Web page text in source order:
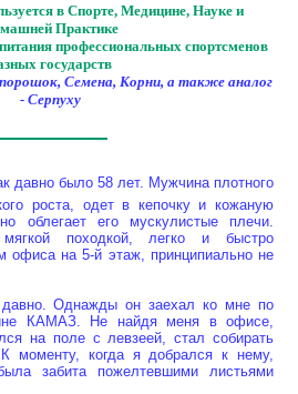
в Спорте, Медицине, Науке и
Практике
профессиональных спортсменов
государств
Семена, Корни, а также аналог
- Серпуху
давно было 58 лет. Мужчина плотного
роста, одет в кепочку и кожаную
облегает его мускулистые плечи.
походкой, легко и быстро
офиса на 5-й этаж, принципиально не
Однажды он заехал ко мне по
КАМАЗ. Не найдя меня в офисе,
на поле с левзеей, стал собирать
моменту, когда я добрался к нему,
забита пожелтевшими листьями